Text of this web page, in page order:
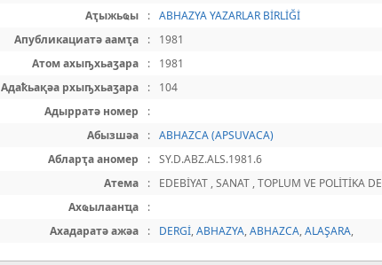
Аҭыжьҩы
:
ABHAZYA YAZARLAR BİRLİĞİ
Апубликациатә аамҭа
:
1981
Атом ахыҧхьаӡара
:
1981
Адаҟьақәа рхыҧхьаӡара
:
104
Адырратә номер
:
Абызшәа
:
ABHAZCA (APSUVACA)
Абларҭа аномер
:
SY.D.ABZ.ALS.1981.6
Атема
:
EDEBİYAT , SANAT , TOPLUM VE POLİTİKA
Ахҩылаанҵа
:
Ахадаратә ажәа
: DERGİ,ABHAZYA,ABHAZCA,ALAŞARA,